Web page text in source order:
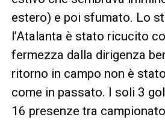
estero) e poi sfumato. Lo
l’Atalanta è stato ricucito
fermezza dalla dirigenza
ritorno in campo non è
come in passato. I soli 3
16 presenze tra